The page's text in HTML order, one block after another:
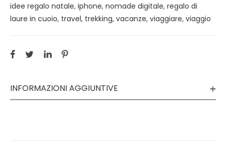
idee regalo natale, iphone, nomade digitale, regalo di
laure in cuoio, travel, trekking, vacanze, viaggiare, viaggio
INFORMAZIONI AGGIUNTIVE